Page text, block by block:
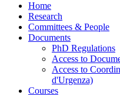
Home
Research
Committees & People
Documents
PhD Regulations
Access to
Access to
d'Urgenza)
Courses